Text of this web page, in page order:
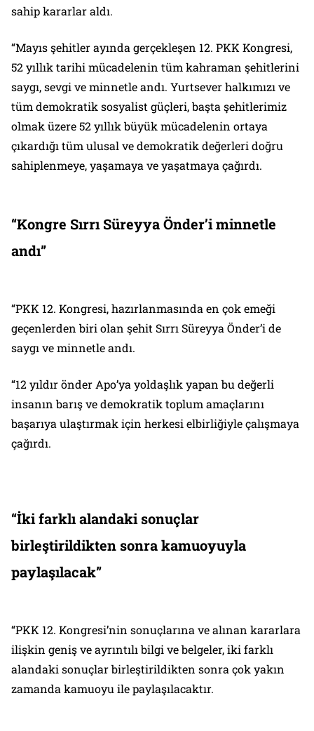
sahip kararlar aldı.
“Mayıs şehitler ayında gerçekleşen 12. PKK Kongresi,
52 yıllık tarihi mücadelenin tüm kahraman şehitlerini
saygı, sevgi ve minnetle andı. Yurtsever halkımızı ve
tüm demokratik sosyalist güçleri, başta şehitlerimiz
olmak üzere 52 yıllık büyük mücadelenin ortaya
çıkardığı tüm ulusal ve demokratik değerleri doğru
sahiplenmeye, yaşamaya ve yaşatmaya çağırdı.
“Kongre Sırrı Süreyya Önder’i minnetle
andı”
“PKK 12. Kongresi, hazırlanmasında en çok emeği
geçenlerden biri olan şehit Sırrı Süreyya Önder’i de
saygı ve minnetle andı.
“12 yıldır önder Apo’ya yoldaşlık yapan bu değerli
insanın barış ve demokratik toplum amaçlarını
başarıya ulaştırmak için herkesi elbirliğiyle çalışmaya
çağırdı.
“İki farklı alandaki sonuçlar
birleştirildikten sonra kamuoyuyla
paylaşılacak”
“PKK 12. Kongresi’nin sonuçlarına ve alınan kararlara
ilişkin geniş ve ayrıntılı bilgi ve belgeler, iki farklı
alandaki sonuçlar birleştirildikten sonra çok yakın
zamanda kamuoyu ile paylaşılacaktır.